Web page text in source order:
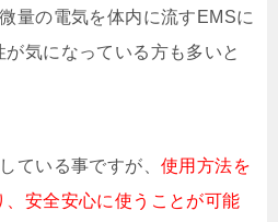
量の電気を体内に流すEMSに
気になっている方も多いと
ている事ですが、 使用方法を
、安全安心に使うことが可能